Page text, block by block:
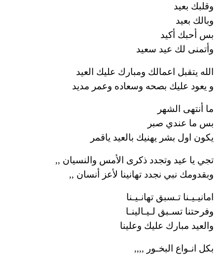
وقلبك بعيد
وبالك بعيد
بس أحبك أكيد
وأتمنى لك عيد سعيد
الله يتقبل اعمالك ومبارك عليك العيد
و يعود عليك بصحه وسعاده وعمر مديد
ما أنتهى الشهر
بس ما عندي صبر
يكون اول بشر يهنيك بالعيد ياقمر
تجي يا عيد وتجدد ذكرى الأمس والنسيان ,,
وبقدومك نبي نجدد تهانينا لأعز أنسان ,,
امانيـيـنا تـسبق تهانـيـنا
وفرحتنا تسـبق لـيـالينـا
والعيد مبارك عليك وعلينا
بكل انـواع البخـور ,,,,